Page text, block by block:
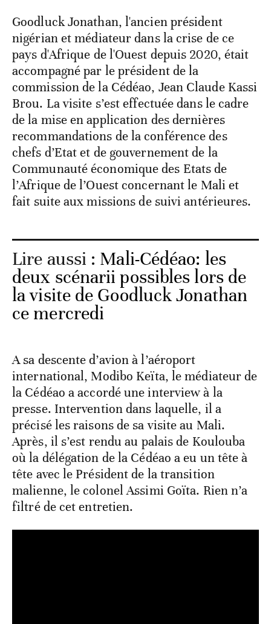
Goodluck Jonathan, l'ancien président
nigérian et médiateur dans la crise de ce
pays d'Afrique de l'Ouest depuis 2020, était
accompagné par le président de la
commission de la Cédéao, Jean Claude Kassi
Brou. La visite s’est effectuée dans le cadre
de la mise en application des dernières
recommandations de la conférence des
chefs d’Etat et de gouvernement de la
Communauté économique des Etats de
l’Afrique de l’Ouest concernant le Mali et
fait suite aux missions de suivi antérieures.
Lire aussi : Mali-Cédéao: les
deux scénarii possibles lors de
la visite de Goodluck Jonathan
ce mercredi
A sa descente d’avion à l’aéroport
international, Modibo Keïta, le médiateur de
la Cédéao a accordé une interview à la
presse. Intervention dans laquelle, il a
précisé les raisons de sa visite au Mali.
Après, il s’est rendu au palais de Koulouba
où la délégation de la Cédéao a eu un tête à
tête avec le Président de la transition
malienne, le colonel Assimi Goïta. Rien n’a
filtré de cet entretien.